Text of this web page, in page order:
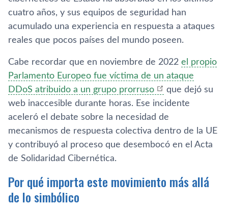
cuatro años, y sus equipos de seguridad han
acumulado una experiencia en respuesta a ataques
reales que pocos países del mundo poseen.
Cabe recordar que en noviembre de 2022 el propio
Parlamento Europeo fue víctima de un ataque
DDoS atribuido a un grupo prorruso
que dejó su
web inaccesible durante horas. Ese incidente
aceleró el debate sobre la necesidad de
mecanismos de respuesta colectiva dentro de la UE
y contribuyó al proceso que desembocó en el Acta
de Solidaridad Cibernética.
Por qué importa este movimiento más allá
de lo simbólico